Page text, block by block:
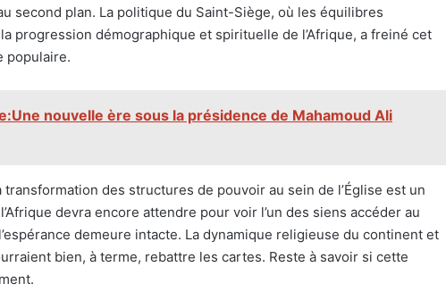
second plan. La politique du Saint-Siège, où les équilibres
progression démographique et spirituelle de l’Afrique, a freiné cet
populaire.
nouvelle ère sous la présidence de Mahamoud Ali
des structures de pouvoir au sein de l’Église est un
devra encore attendre pour voir l’un des siens accéder au
demeure intacte. La dynamique religieuse du continent et
bien, à terme, rebattre les cartes. Reste à savoir si cette